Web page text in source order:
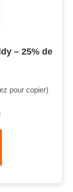
– 25% de
pour copier)